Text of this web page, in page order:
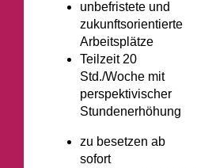
unbefristete und
zukunftsorientierte
Arbeitsplätze
Teilzeit 20
Std./Woche mit
perspektivischer
Stundenerhöhung
zu besetzen ab
sofort